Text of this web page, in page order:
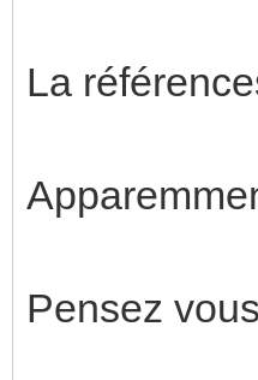
La
Pensez